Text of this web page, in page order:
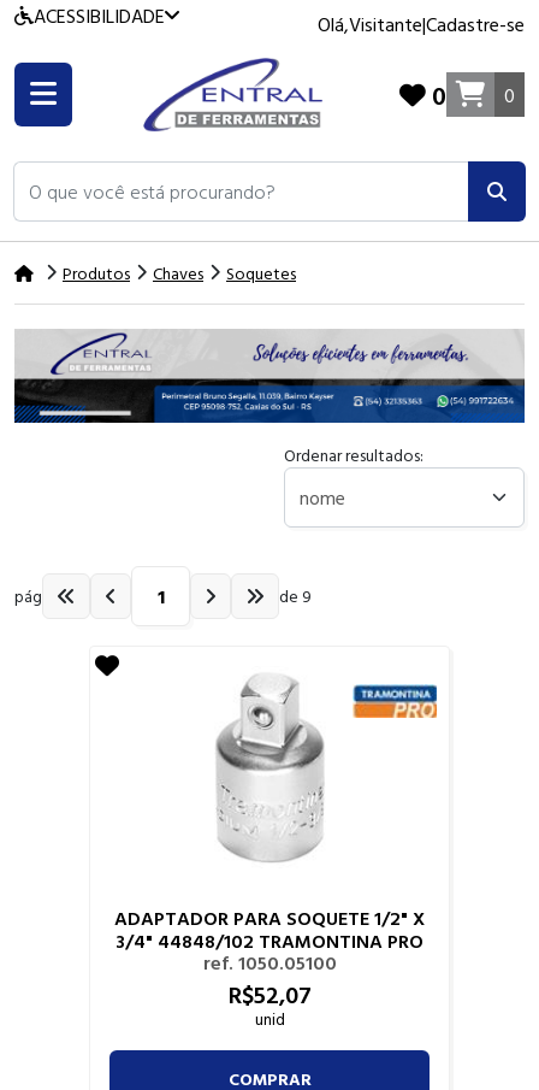
ACESSIBILIDADE Olá,Visitante|Cadastre-se
O que você está procurando?
0 0
Produtos Chaves Soquetes
Ordenar resultados:
pág de 9
ADAPTADOR PARA SOQUETE 1/2" X
3/4" 44848/102 TRAMONTINA PRO
ref. 1050.05100
R$52,07
unid
COMPRAR